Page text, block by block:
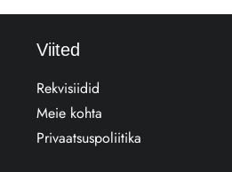
Viited
Rekvisiidid
Meie kohta
Privaatsuspoliitika